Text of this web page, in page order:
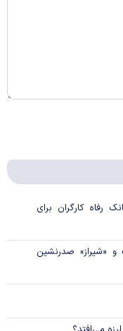
رفاه کارگران برای
و «شیراز» صدرنشین